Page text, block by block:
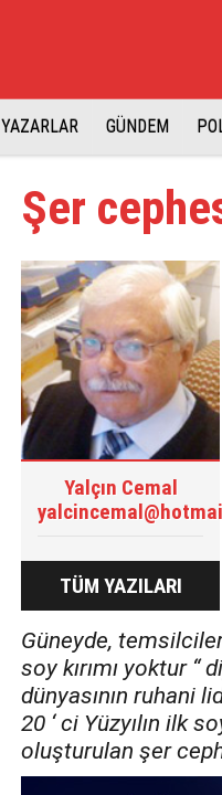
YAZARLAR GÜNDEM
Şer
Yalçın Cemal
TÜM YAZILARI
Güneyde,
soy kırımı yoktur “
dünyasının ruhani
20 ‘ ci Yüzyılın ilk
oluşturulan şer